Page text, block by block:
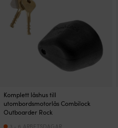
Komplett låshus till
utombordsmotorlås Combilock
Outboarder Rock
3 - 6 ARBETSDAGAR